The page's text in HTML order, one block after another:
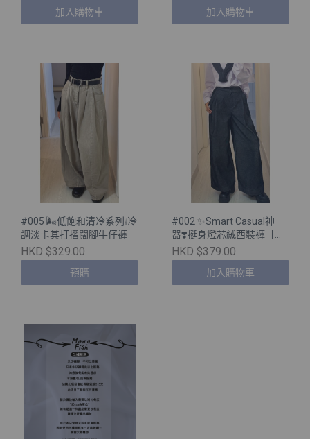
加入購物車
加入購物車
#005 🌬️低飽和清冷系列❕冷
調淡卡其打摺闊腳牛仔褲
HKD $329.00
預購
#002 ✨Smart Casual神
器❣️挺身燈芯絨西裝褲［兩
色入］
HKD $379.00
加入購物車